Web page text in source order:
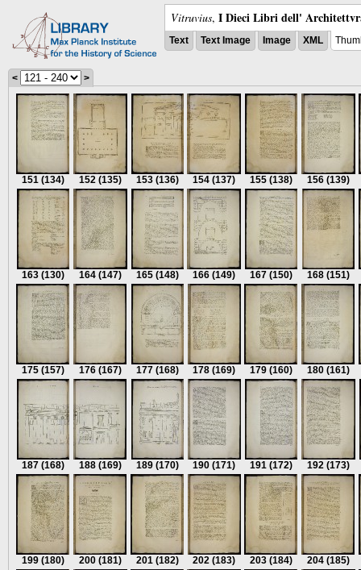
Vitruvius, I Dieci Libri dell'
Text Text Image Image XML
< >
151 (134) 152 (135) 153 (136) 154 (137) 155 (138) 156 (139)
163 (130) 164 (147) 165 (148) 166 (149) 167 (150) 168 (151)
175 (157) 176 (167) 177 (168) 178 (169) 179 (160) 180 (161)
187 (168) 188 (169) 189 (170) 190 (171) 191 (172) 192 (173)
199 (180) 200 (181) 201 (182) 202 (183) 203 (184) 204 (185)